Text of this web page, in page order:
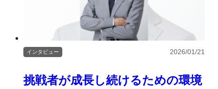
挑戦者が成長し続けるための環境
インタビュー 2026/01/21